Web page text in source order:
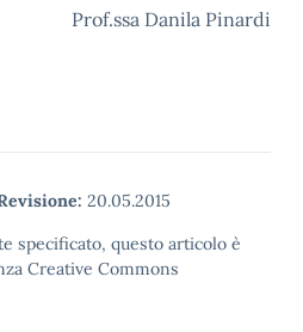
Prof.ssa Danila Pinardi
20.05.2015
specificato, questo articolo è
Creative Commons